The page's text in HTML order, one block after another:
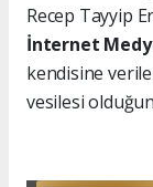
Recep Tayyip
İnternet
kendisine
vesilesi